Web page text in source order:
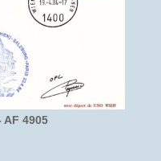
AF 4905